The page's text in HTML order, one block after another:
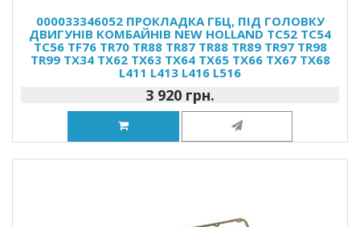
000033346052 ПРОКЛАДКА ГБЦ, ПІД ГОЛОВКУ
ДВИГУНІВ КОМБАЙНІВ NEW HOLLAND TC52 TC54
TC56 TF76 TR70 TR88 TR87 TR88 TR89 TR97 TR98
TR99 TX34 TX62 TX63 TX64 TX65 TX66 TX67 TX68
L411 L413 L416 L516
3 920 грн.